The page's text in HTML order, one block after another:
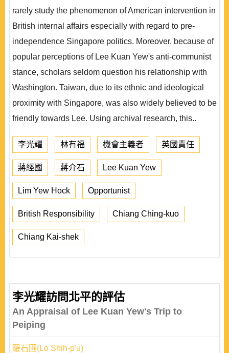
rarely study the phenomenon of American intervention in
British internal affairs especially with regard to pre-
independence Singapore politics. Moreover, because of
popular perceptions of Lee Kuan Yew's anti-communist
stance, scholars seldom question his relationship with
Washington. Taiwan, due to its ethnic and ideological
proximity with Singapore, was also widely believed to be
friendly towards Lee. Using archival research, this..
李光耀 林有福 機會主義者 英國責任
蔣經國 蔣介石 Lee Kuan Yew
Lim Yew Hock Opportunist
British Responsibility Chiang Ching-kuo
Chiang Kai-shek
李光耀訪問北平的評估
An Appraisal of Lee Kuan Yew's Trip to
Peiping
羅石圃(Lo Shih-p'u)